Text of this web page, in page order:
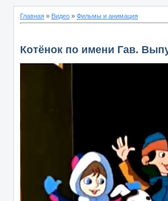
Главная » Видео » Фильмы и анимация
Котёнок по имени Гав.